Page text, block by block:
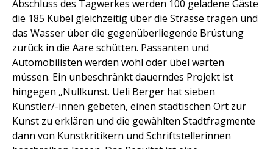
Abschluss des Tagwerkes werden 100 geladene Gäste
die 185 Kübel gleichzeitig über die Strasse tragen und
das Wasser über die gegenüberliegende Brüstung
zurück in die Aare schütten. Passanten und
Automobilisten werden wohl oder übel warten
müssen. Ein unbeschränkt dauerndes Projekt ist
hingegen „Nullkunst. Ueli Berger hat sieben
Künstler/-innen gebeten, einen städtischen Ort zur
Kunst zu erklären und die gewählten Stadtfragmente
dann von Kunstkritikern und Schriftstellerinnen